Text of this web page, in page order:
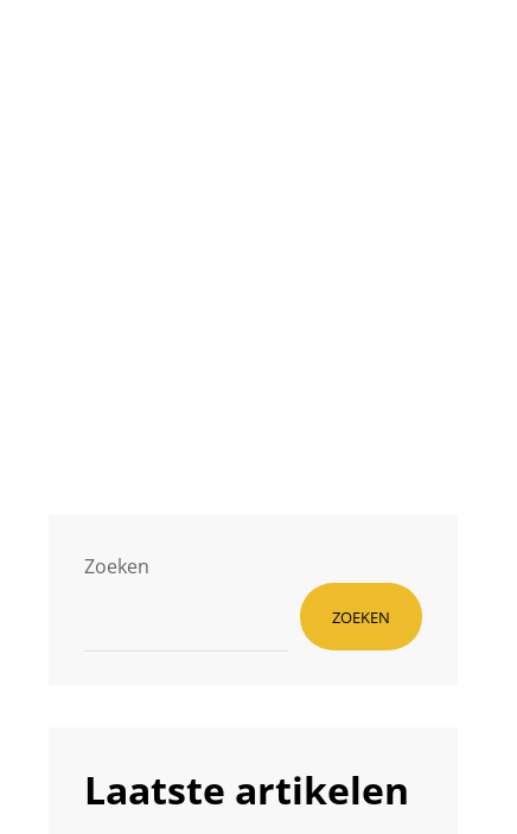
Zoeken
ZOEKEN
Laatste artikelen